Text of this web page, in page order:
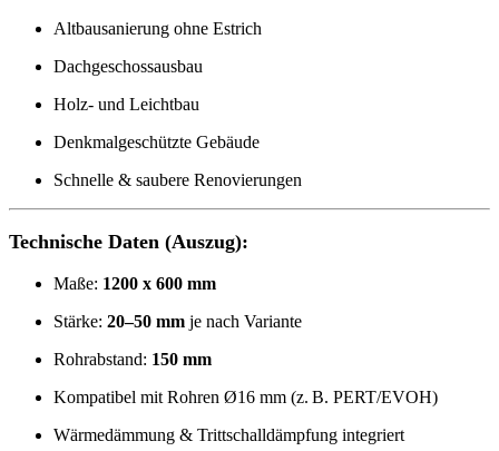
Altbausanierung ohne Estrich
Dachgeschossausbau
Holz- und Leichtbau
Denkmalgeschützte Gebäude
Schnelle & saubere Renovierungen
Technische Daten (Auszug):
Maße: 1200 x 600 mm
Stärke: 20–50 mm je nach Variante
Rohrabstand: 150 mm
Kompatibel mit Rohren Ø16 mm (z. B. PERT/EVOH)
Wärmedämmung & Trittschalldämpfung integriert